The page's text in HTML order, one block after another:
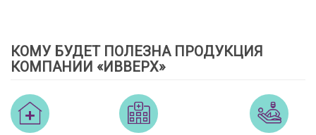
КОМУ БУДЕТ ПОЛЕЗНА ПРОДУКЦИЯ
КОМПАНИИ «ИВВЕРХ»